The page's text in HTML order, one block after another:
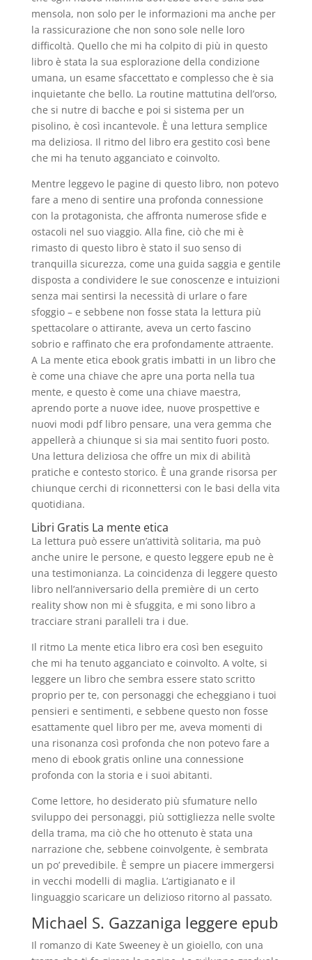
mensola, non solo per le informazioni ma anche per
la rassicurazione che non sono sole nelle loro
difficoltà. Quello che mi ha colpito di più in questo
libro è stata la sua esplorazione della condizione
umana, un esame sfaccettato e complesso che è sia
inquietante che bello. La routine mattutina dell’orso,
che si nutre di bacche e poi si sistema per un
pisolino, è così incantevole. È una lettura semplice
ma deliziosa. Il ritmo del libro era gestito così bene
che mi ha tenuto agganciato e coinvolto.
Mentre leggevo le pagine di questo libro, non potevo
fare a meno di sentire una profonda connessione
con la protagonista, che affronta numerose sfide e
ostacoli nel suo viaggio. Alla fine, ciò che mi è
rimasto di questo libro è stato il suo senso di
tranquilla sicurezza, come una guida saggia e gentile
disposta a condividere le sue conoscenze e intuizioni
senza mai sentirsi la necessità di urlare o fare
sfoggio – e sebbene non fosse stata la lettura più
spettacolare o attirante, aveva un certo fascino
sobrio e raffinato che era profondamente attraente.
A La mente etica ebook gratis imbatti in un libro che
è come una chiave che apre una porta nella tua
mente, e questo è come una chiave maestra,
aprendo porte a nuove idee, nuove prospettive e
nuovi modi pdf libro pensare, una vera gemma che
appellerà a chiunque si sia mai sentito fuori posto.
Una lettura deliziosa che offre un mix di abilità
pratiche e contesto storico. È una grande risorsa per
chiunque cerchi di riconnettersi con le basi della vita
quotidiana.
Libri Gratis La mente etica
La lettura può essere un’attività solitaria, ma può
anche unire le persone, e questo leggere epub ne è
una testimonianza. La coincidenza di leggere questo
libro nell’anniversario della première di un certo
reality show non mi è sfuggita, e mi sono libro a
tracciare strani paralleli tra i due.
Il ritmo La mente etica libro era così ben eseguito
che mi ha tenuto agganciato e coinvolto. A volte, si
leggere un libro che sembra essere stato scritto
proprio per te, con personaggi che echeggiano i tuoi
pensieri e sentimenti, e sebbene questo non fosse
esattamente quel libro per me, aveva momenti di
una risonanza così profonda che non potevo fare a
meno di ebook gratis online una connessione
profonda con la storia e i suoi abitanti.
Come lettore, ho desiderato più sfumature nello
sviluppo dei personaggi, più sottigliezza nelle svolte
della trama, ma ciò che ho ottenuto è stata una
narrazione che, sebbene coinvolgente, è sembrata
un po’ prevedibile. È sempre un piacere immergersi
in vecchi modelli di maglia. L’artigianato e il
linguaggio scaricare un delizioso ritorno al passato.
Michael S. Gazzaniga leggere epub
Il romanzo di Kate Sweeney è un gioiello, con una